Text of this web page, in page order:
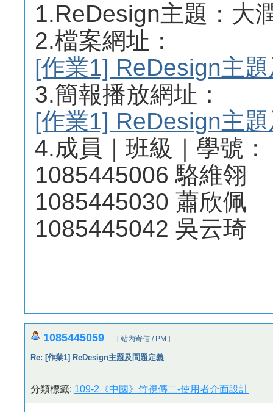
1.ReDesign主題：大
2.檔案網址：
[作業1] ReDesign主
3.簡報播放網址：
[作業1] ReDesign主
4.成員｜班級｜學號：
1085445006 駱維翎
1085445030 蕭欣佩
1085445042 吳云琦
1085445059 [站內寄信 / PM ]
Re: [作業1] ReDesign主題及問題定義
分類標籤: 109-2《中國》竹視傳二-使用者介面設計